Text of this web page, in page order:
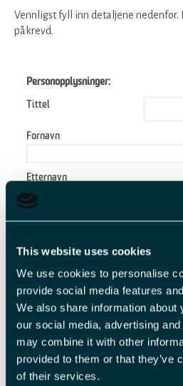
This website uses cookies
We use cookies to personalise
provide social media features
We also share information about
our social media, advertising
may combine it with other
provided to them or that they’ve
of their services.
Vennligst fyll inn detaljene nedenfor.
påkrevd.
Personopplysninger:
Tittel
Fornavn
Etternavn
E-postadresse